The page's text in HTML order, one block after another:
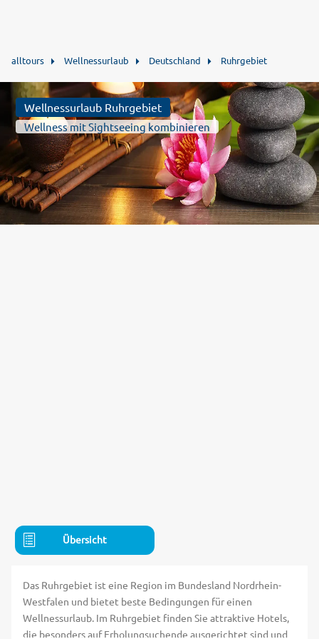
alltours Wellnessurlaub Deutschland Ruhrgebiet
Wellnessurlaub Ruhrgebiet
Wellness mit Sightseeing kombinieren
Übersicht
Das Ruhrgebiet ist eine Region im Bundesland Nordrhein-
Westfalen und bietet beste Bedingungen für einen
Wellnessurlaub. Im Ruhrgebiet finden Sie attraktive Hotels,
die besonders auf Erholungsuchende ausgerichtet sind und